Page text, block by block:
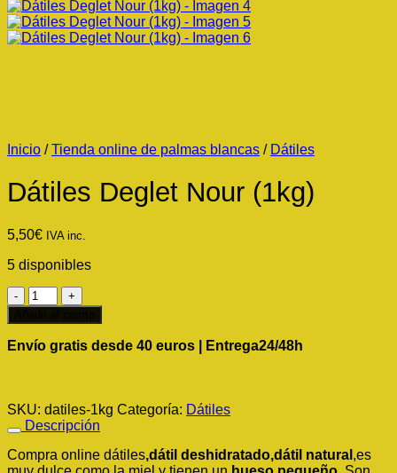
Inicio / Tienda online de palmas blancas / Dátiles
Dátiles Deglet Nour (1kg)
5,50€ IVA inc.
5 disponibles
Dátiles
Deglet
Nour
(1kg)
cantidad
Envío gratis desde 40 euros | Entrega24/48h
SKU: datiles-1kg Categoría: Dátiles
Descripción
Compra online dátiles,dátil deshidratado,dátil natural ,es